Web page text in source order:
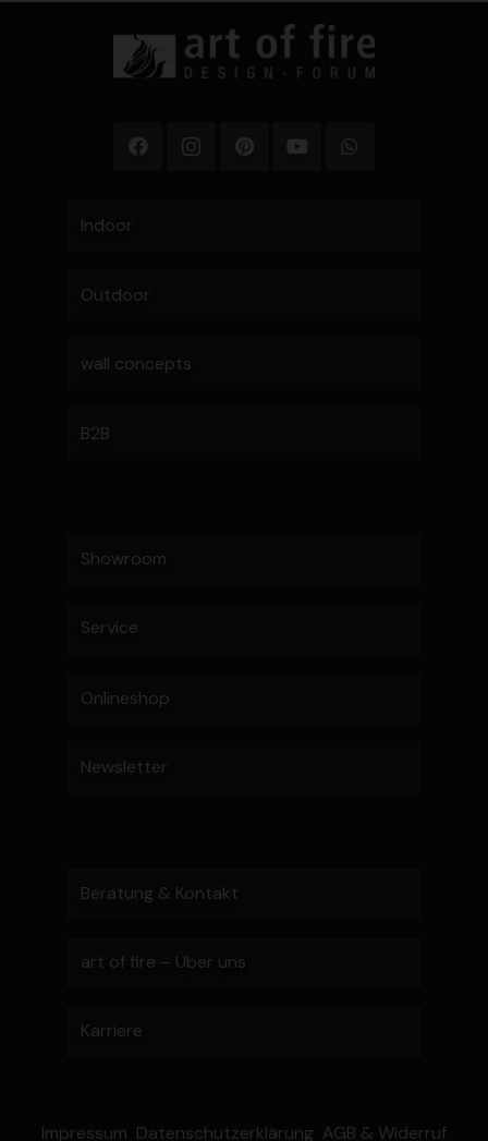
Indoor
Outdoor
wall concepts
B2B
Showroom
Service
Onlineshop
Newsletter
Beratung & Kontakt
art of fire – Über uns
Karriere
Impressum Daten­schutz­er­klärung AGB & Widerruf